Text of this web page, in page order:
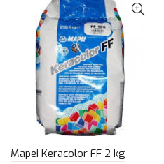
Mapei Keracolor FF 2 kg